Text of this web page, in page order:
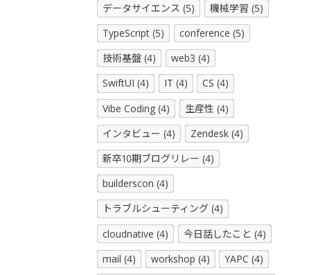
データサイエンス (5)
機械学習 (5)
TypeScript (5)
conference (5)
技術基盤 (4)
web3 (4)
SwiftUI (4)
IT (4)
CS (4)
Vibe Coding (4)
生産性 (4)
インタビュー (4)
Zendesk (4)
新卒10期ブログリレー (4)
builderscon (4)
トラブルシューティング (4)
cloudnative (4)
今日話したこと (4)
mail (4)
workshop (4)
YAPC (4)